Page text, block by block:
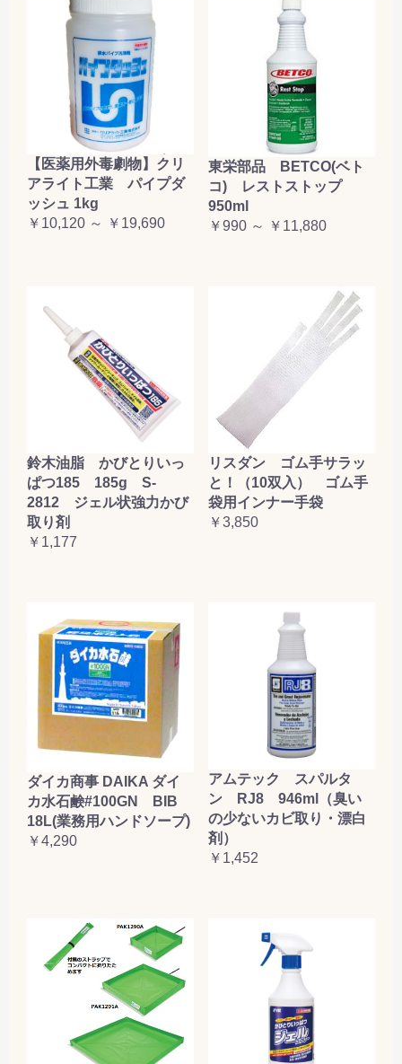
【医薬用外毒劇物】クリ
アライト工業 パイプダ
ッシュ 1kg
￥10,120 ～ ￥19,690
東栄部品 BETCO(ベト
コ) レストストップ
950ml
￥990 ～ ￥11,880
鈴木油脂 かびとりいっ
ぱつ185 185g S-
2812 ジェル状強力かび
取り剤
￥1,177
リスダン ゴム手サラッ
と！（10双入） ゴム手
袋用インナー手袋
￥3,850
ダイカ商事 DAIKA ダイ
カ水石鹸#100GN BIB
18L(業務用ハンドソープ)
￥4,290
アムテック スパルタ
ン RJ8 946ml（臭い
の少ないカビ取り・漂白
剤）
￥1,452